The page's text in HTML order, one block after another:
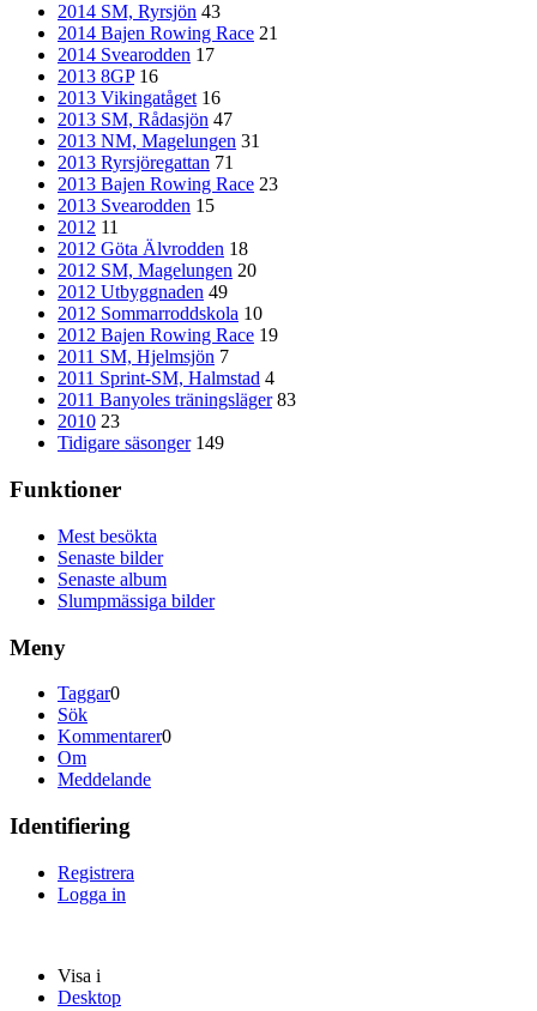
2014 SM, Ryrsjön 43
2014 Bajen Rowing Race 21
2014 Svearodden 17
2013 8GP 16
2013 Vikingatåget 16
2013 SM, Rådasjön 47
2013 NM, Magelungen 31
2013 Ryrsjöregattan 71
2013 Bajen Rowing Race 23
2013 Svearodden 15
2012 11
2012 Göta Älvrodden 18
2012 SM, Magelungen 20
2012 Utbyggnaden 49
2012 Sommarroddskola 10
2012 Bajen Rowing Race 19
2011 SM, Hjelmsjön 7
2011 Sprint-SM, Halmstad 4
2011 Banyoles träningsläger 83
2010 23
Tidigare säsonger 149
Funktioner
Mest besökta
Senaste bilder
Senaste album
Slumpmässiga bilder
Meny
Taggar0
Sök
Kommentarer0
Om
Meddelande
Identifiering
Registrera
Logga in
Visa i
Desktop